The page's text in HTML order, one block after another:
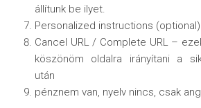
állítunk be ilyet.
Personalized instructions (optional)
Cancel URL / Complete URL –
köszönöm oldalra irányítani a
után
pénznem van, nyelv nincs, csak